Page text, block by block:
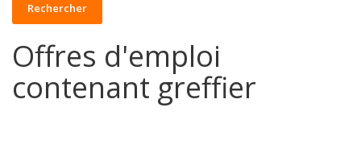
Rechercher
Offres d'emploi
contenant greffier